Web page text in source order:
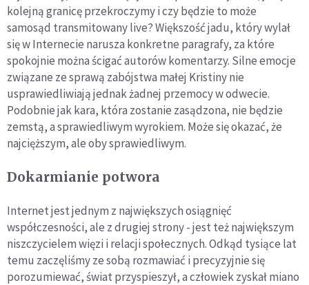
kolejną granicę przekroczymy i czy będzie to może
samosąd transmitowany live? Większość jadu, który wylał
się w Internecie narusza konkretne paragrafy, za które
spokojnie można ścigać autorów komentarzy. Silne emocje
związane ze sprawą zabójstwa małej Kristiny nie
usprawiedliwiają jednak żadnej przemocy w odwecie.
Podobnie jak kara, która zostanie zasądzona, nie będzie
zemstą, a sprawiedliwym wyrokiem. Może się okazać, że
najcięższym, ale oby sprawiedliwym.
Dokarmianie potwora
Internet jest jednym z największych osiągnięć
współczesności, ale z drugiej strony - jest też największym
niszczycielem więzi i relacji społecznych. Odkąd tysiące lat
temu zaczęliśmy ze sobą rozmawiać i precyzyjnie się
porozumiewać, świat przyspieszył, a człowiek zyskał miano